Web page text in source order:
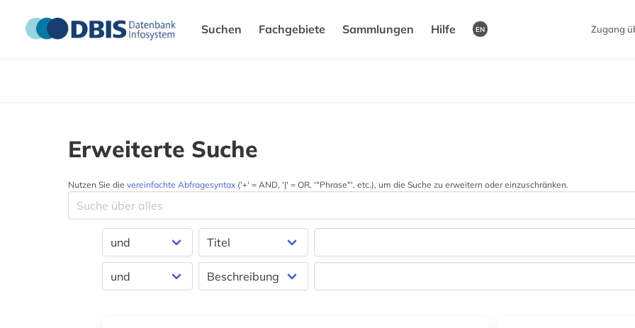
Suchen Fachgebiete Sammlungen Hilfe EN Zugang
Erweiterte Suche
Nutzen Sie die vereinfachte Abfragesyntax ('+' = AND, '|' = OR, '"Phrase"', etc.), um die Suche zu erweitern oder einzuschränken.